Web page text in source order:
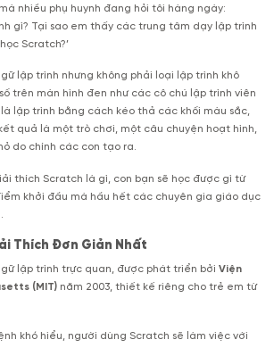
nhiều phụ huynh đang hỏi tôi hàng ngày:
gì? Tại sao em thấy các trung tâm dạy lập trình
Scratch?’
lập trình nhưng không phải loại lập trình khô
trên màn hình đen như các cô chú lập trình viên
lập trình bằng cách kéo thả các khối màu sắc,
quả là một trò chơi, một câu chuyện hoạt hình,
do chính các con tạo ra.
thích Scratch là gì, con bạn sẽ học được gì từ
khởi đầu mà hầu hết các chuyên gia giáo dục
Thích Đơn Giản Nhất
lập trình trực quan, được phát triển bởi Viện
(MIT) năm 2003, thiết kế riêng cho trẻ em từ
khó hiểu, người dùng Scratch sẽ làm việc với